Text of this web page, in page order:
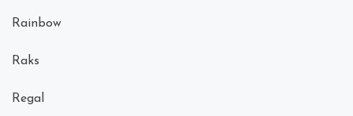
Rainbow
Raks
Regal